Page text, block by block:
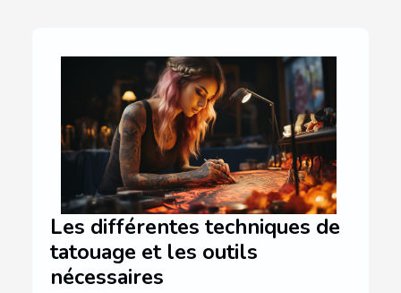
Les différentes techniques de
tatouage et les outils
nécessaires